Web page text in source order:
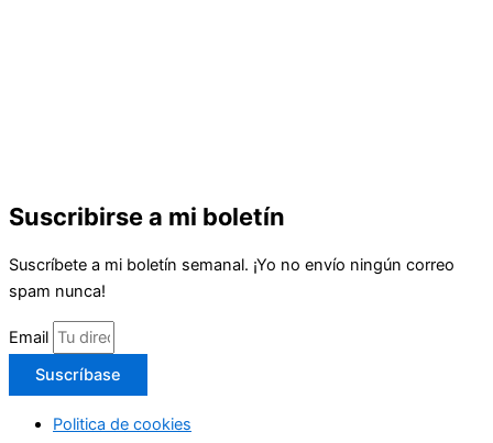
Suscribirse a mi boletín
Suscríbete a mi boletín semanal. ¡Yo no envío ningún correo
spam nunca!
Email
Suscríbase
Politica de cookies